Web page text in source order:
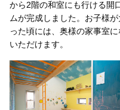
から2階の和室にも行ける開
ムが完成しました。お子様
った頃には、奥様の家事室
いただけます。